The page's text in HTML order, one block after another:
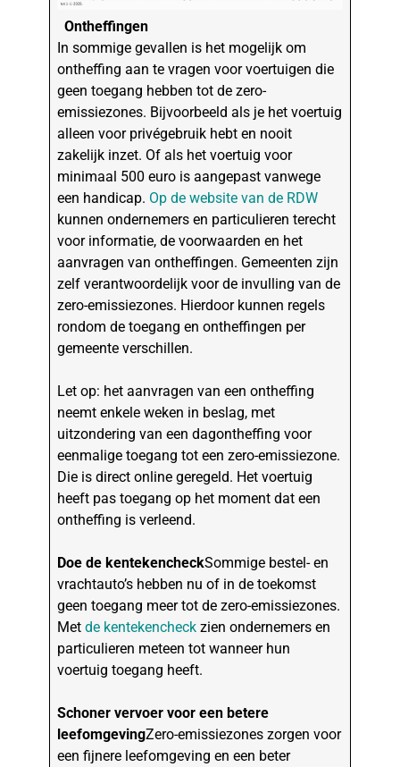
Ontheffingen
In sommige gevallen is het mogelijk om
ontheffing aan te vragen voor voertuigen die
geen toegang hebben tot de zero-
emissiezones. Bijvoorbeeld als je het voertuig
alleen voor privégebruik hebt en nooit
zakelijk inzet. Of als het voertuig voor
minimaal 500 euro is aangepast vanwege
een handicap. Op de website van de RDW
kunnen ondernemers en particulieren terecht
voor informatie, de voorwaarden en het
aanvragen van ontheffingen. Gemeenten zijn
zelf verantwoordelijk voor de invulling van de
zero-emissiezones. Hierdoor kunnen regels
rondom de toegang en ontheffingen per
gemeente verschillen.
Let op: het aanvragen van een ontheffing
neemt enkele weken in beslag, met
uitzondering van een dagontheffing voor
eenmalige toegang tot een zero-emissiezone.
Die is direct online geregeld. Het voertuig
heeft pas toegang op het moment dat een
ontheffing is verleend.
Doe de kentekencheckSommige bestel- en
vrachtauto’s hebben nu of in de toekomst
geen toegang meer tot de zero-emissiezones.
Metde kentekencheck zien ondernemers en
particulieren meteen tot wanneer hun
voertuig toegang heeft.
Schoner vervoer voor een betere
leefomgevingZero-emissiezones zorgen voor
een fijnere leefomgeving en een beter